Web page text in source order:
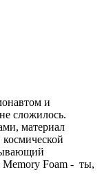
и
сложилось.
материал
Memory Foam - ты,